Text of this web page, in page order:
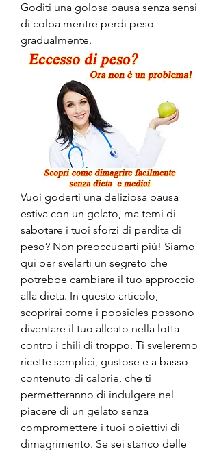
Goditi una golosa pausa senza sensi
di colpa mentre perdi peso
gradualmente.
Vuoi goderti una deliziosa pausa
estiva con un gelato, ma temi di
sabotare i tuoi sforzi di perdita di
peso? Non preoccuparti più! Siamo
qui per svelarti un segreto che
potrebbe cambiare il tuo approccio
alla dieta. In questo articolo,
scoprirai come i popsicles possono
diventare il tuo alleato nella lotta
contro i chili di troppo. Ti sveleremo
ricette semplici, gustose e a basso
contenuto di calorie, che ti
permetteranno di indulgere nel
piacere di un gelato senza
compromettere i tuoi obiettivi di
dimagrimento. Se sei stanco delle